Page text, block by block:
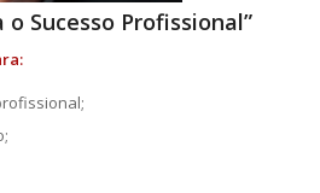
Sucesso Profissional”